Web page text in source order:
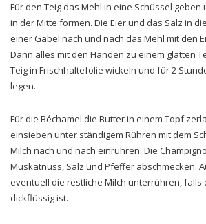
Für den Teig das Mehl in eine Schüssel
in der Mitte formen. Die Eier und das Salz in
einer Gabel nach und nach das Mehl mit den
Dann alles mit den Händen zu einem glatten
Teig in Frischhaltefolie wickeln und für 2
legen.
Für die Béchamel die Butter in einem Topf
einsieben unter ständigem Rühren mit dem
Milch nach und nach einrühren. Die
Muskatnuss, Salz und Pfeffer abschmecken.
eventuell die restliche Milch unterrühren, falls
dickflüssig ist.